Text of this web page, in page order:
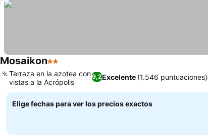
Mosaikon2 Estrellas
9,2Excelente (1.546 puntuaciones)
Terraza en la azotea con
vistas a la Acrópolis
Elige fechas para ver los precios exactos